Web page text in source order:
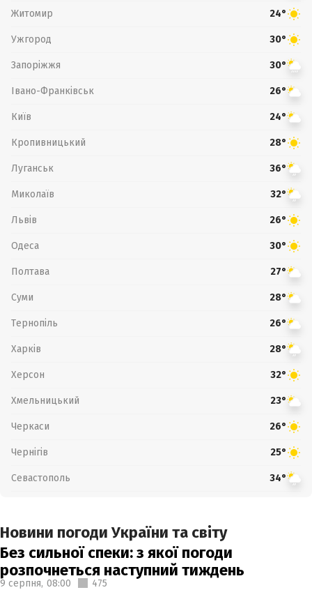
Житомир 24°
Ужгород 30°
Запоріжжя 30°
Івано-Франківськ 26°
Київ 24°
Кропивницький 28°
Луганськ 36°
Миколаїв 32°
Львів 26°
Одеса 30°
Полтава 27°
Суми 28°
Тернопіль 26°
Харків 28°
Херсон 32°
Хмельницький 23°
Черкаси 26°
Чернігів 25°
Севастополь 34°
Новини погоди України та світу
Без сильної спеки: з якої погоди
розпочнеться наступний тиждень
9 серпня, 08:00 475